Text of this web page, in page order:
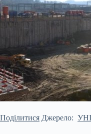
Поділитися Джерело: